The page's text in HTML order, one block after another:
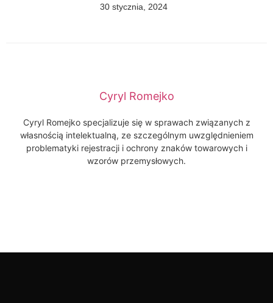
30 stycznia, 2024
Cyryl Romejko
Cyryl Romejko specjalizuje się w sprawach związanych z
własnością intelektualną, ze szczególnym uwzględnieniem
problematyki rejestracji i ochrony znaków towarowych i
wzorów przemysłowych.